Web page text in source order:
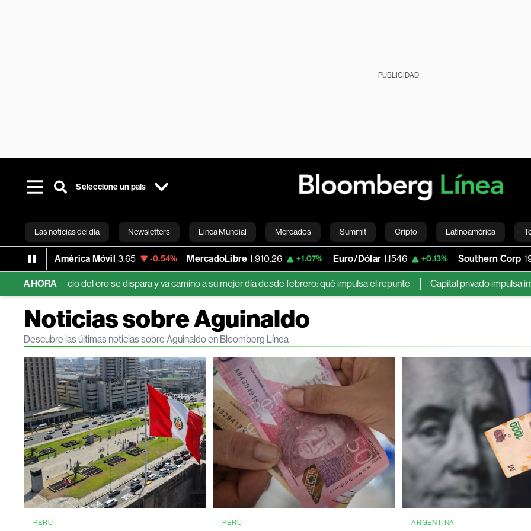
PUBLICIDAD
Seleccione un país
Las noticias del día Newsletters Línea Mundial Mercados Summit Cripto Latinoamérica
Bloomberg Green Economía Estilo de vida Mundo Videos
América Móvil 3.65 -0.54% MercadoLibre 1,910.26 +1.07% Euro/Dólar 1.1546 +0.13% Southern Corp 198.76
AHORA
precio del oro se dispara y va camino a su mejor día desde febrero: qué impulsa el repunte Capital privado impulsa inversiones
Noticias sobre Aguinaldo
Descubre las últimas noticias sobre Aguinaldo en Bloomberg Línea
PERÚ PERÚ ARGENTINA